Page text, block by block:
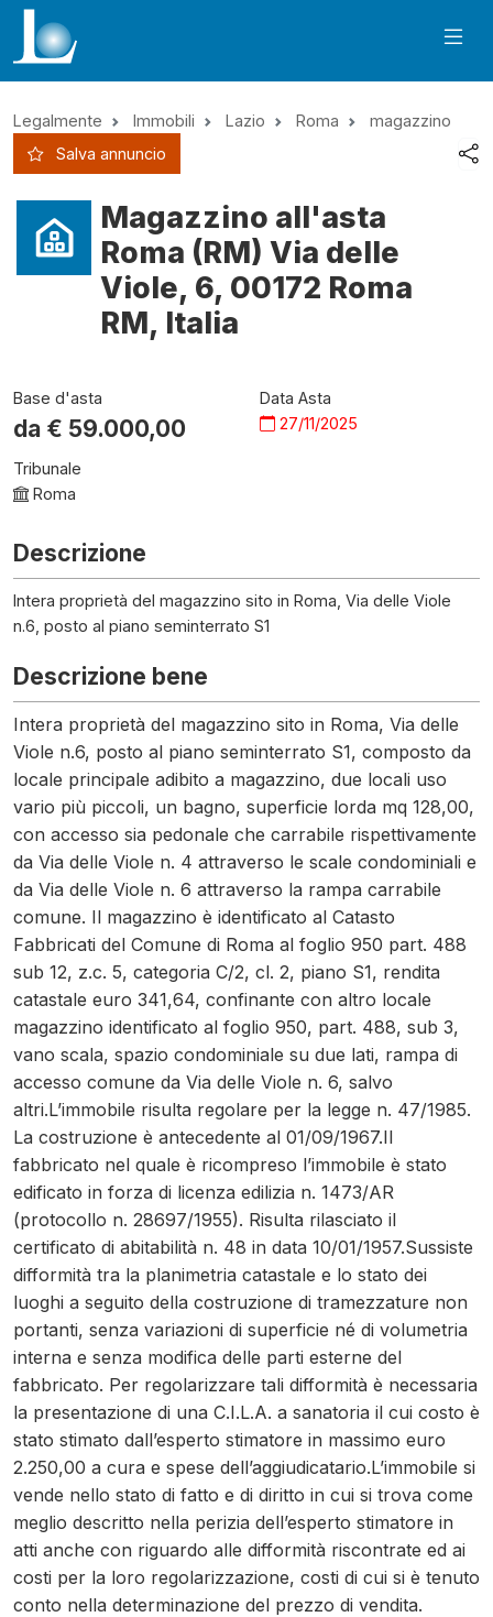
Legalmente Immobili Lazio Roma
magazzino
Salva annuncio
Magazzino all'asta
Roma (RM) Via delle
Viole, 6, 00172 Roma
RM, Italia
Base d'asta
da € 59.000,00
Data Asta
27/11/2025
Tribunale
Roma
Descrizione
Intera proprietà del magazzino sito in Roma, Via delle Viole
n.6, posto al piano seminterrato S1
Descrizione bene
Intera proprietà del magazzino sito in Roma, Via delle
Viole n.6, posto al piano seminterrato S1, composto da
locale principale adibito a magazzino, due locali uso
vario più piccoli, un bagno, superficie lorda mq 128,00,
con accesso sia pedonale che carrabile rispettivamente
da Via delle Viole n. 4 attraverso le scale condominiali e
da Via delle Viole n. 6 attraverso la rampa carrabile
comune. Il magazzino è identificato al Catasto
Fabbricati del Comune di Roma al foglio 950 part. 488
sub 12, z.c. 5, categoria C/2, cl. 2, piano S1, rendita
catastale euro 341,64, confinante con altro locale
magazzino identificato al foglio 950, part. 488, sub 3,
vano scala, spazio condominiale su due lati, rampa di
accesso comune da Via delle Viole n. 6, salvo
altri.L’immobile risulta regolare per la legge n. 47/1985.
La costruzione è antecedente al 01/09/1967.Il
fabbricato nel quale è ricompreso l’immobile è stato
edificato in forza di licenza edilizia n. 1473/AR
(protocollo n. 28697/1955). Risulta rilasciato il
certificato di abitabilità n. 48 in data 10/01/1957.Sussiste
difformità tra la planimetria catastale e lo stato dei
luoghi a seguito della costruzione di tramezzature non
portanti, senza variazioni di superficie né di volumetria
interna e senza modifica delle parti esterne del
fabbricato. Per regolarizzare tali difformità è necessaria
la presentazione di una C.I.L.A. a sanatoria il cui costo è
stato stimato dall’esperto stimatore in massimo euro
2.250,00 a cura e spese dell’aggiudicatario.L’immobile si
vende nello stato di fatto e di diritto in cui si trova come
meglio descritto nella perizia dell’esperto stimatore in
atti anche con riguardo alle difformità riscontrate ed ai
costi per la loro regolarizzazione, costi di cui si è tenuto
conto nella determinazione del prezzo di vendita.